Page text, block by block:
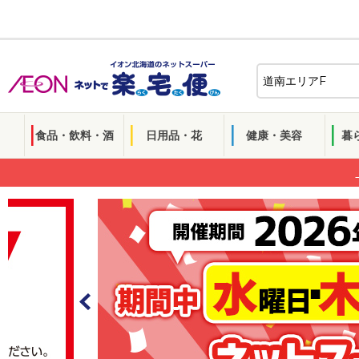
食品・飲料・酒 日用品・花 健康・美容 暮